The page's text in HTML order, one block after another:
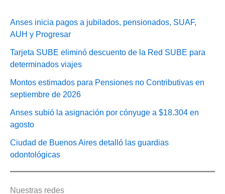
Anses inicia pagos a jubilados, pensionados, SUAF,
AUH y Progresar
Tarjeta SUBE eliminó descuento de la Red SUBE para
determinados viajes
Montos estimados para Pensiones no Contributivas en
septiembre de 2026
Anses subió la asignación por cónyuge a $18.304 en
agosto
Ciudad de Buenos Aires detalló las guardias
odontológicas
Nuestras redes